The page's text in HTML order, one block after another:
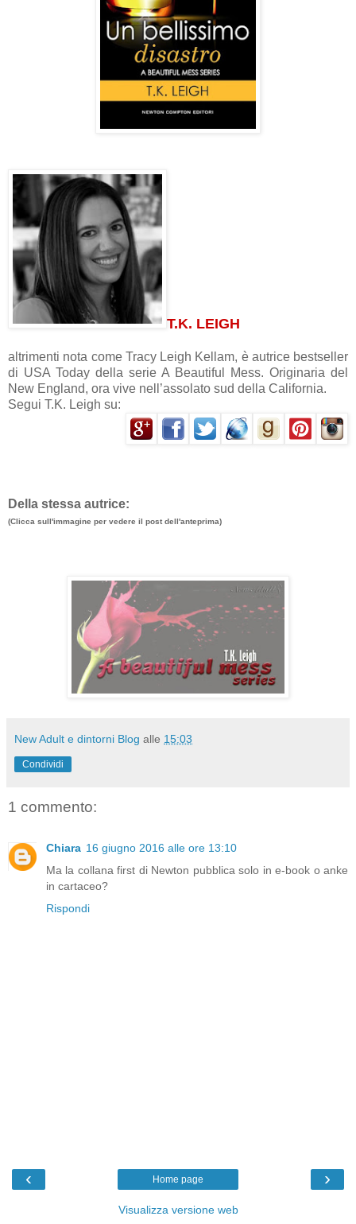
T.K. LEIGH
altrimenti nota come Tracy Leigh Kellam, è autrice bestseller
di USA Today della serie A Beautiful Mess. Originaria del
New England, ora vive nell’assolato sud della California.
Segui T.K. Leigh su:
Della stessa autrice:
(Clicca sull'immagine per vedere il post dell'anteprima)
New Adult e dintorni Blog alle 15:03
Condividi
1 commento:
Chiara 16 giugno 2016 alle ore 13:10
Ma la collana first di Newton pubblica solo in e-book o anke
in cartaceo?
Rispondi
‹ ›
Home page
Visualizza versione web